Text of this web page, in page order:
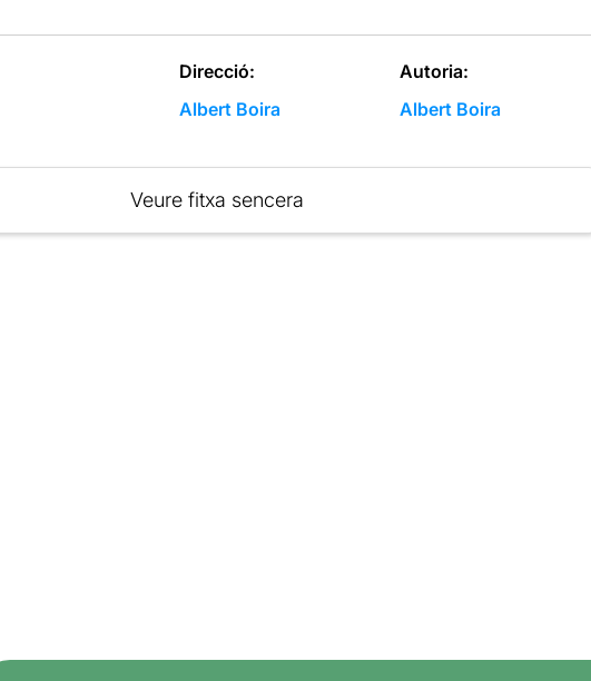
Direcció:
Albert Boira
Autoria:
Albert Boira
Veure fitxa sencera